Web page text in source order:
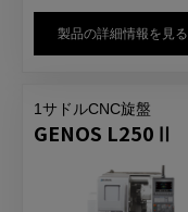
製品の詳細情報を見る
1サドルCNC旋盤
GENOS L250Ⅱ